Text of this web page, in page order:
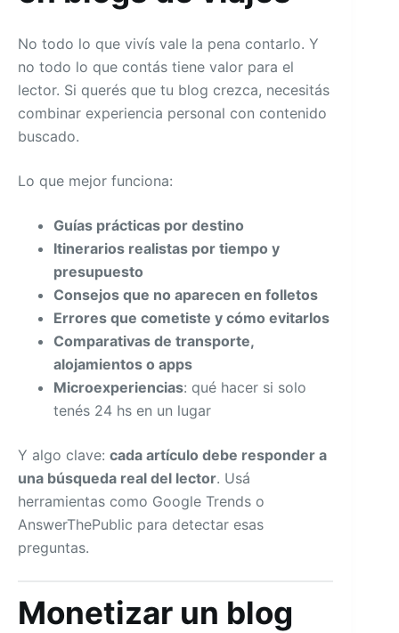
No todo lo que vivís vale la pena contarlo. Y
no todo lo que contás tiene valor para el
lector. Si querés que tu blog crezca, necesitás
combinar experiencia personal con contenido
buscado.
Lo que mejor funciona:
Guías prácticas por destino
Itinerarios realistas por tiempo y
presupuesto
Consejos que no aparecen en folletos
Errores que cometiste y cómo evitarlos
Comparativas de transporte,
alojamientos o apps
Microexperiencias: qué hacer si solo
tenés 24 hs en un lugar
Y algo clave: cada artículo debe responder a
una búsqueda real del lector. Usá
herramientas como Google Trends o
AnswerThePublic para detectar esas
preguntas.
Monetizar un blog